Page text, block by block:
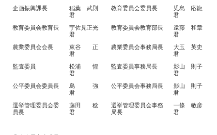
企画振興課長
稲葉 武則
君
教育委員会委員長
児島 応龍
君
教育委員会教育長
宇佐見正光
君
教育委員会教育部長
遠藤 和章
君
農業委員会会長
東谷 正
君
農業委員会事務局長
大玉 英史
君
監査委員
松浦 惺
君
監査委員事務局長
影山 則子
君
公平委員会委員長
島 強
君
公平委員会事務局長
影山 則子
君
選挙管理委員会委
員長
藤田 稔
君
選挙管理委員会事務
局長
一條 敏彦
君